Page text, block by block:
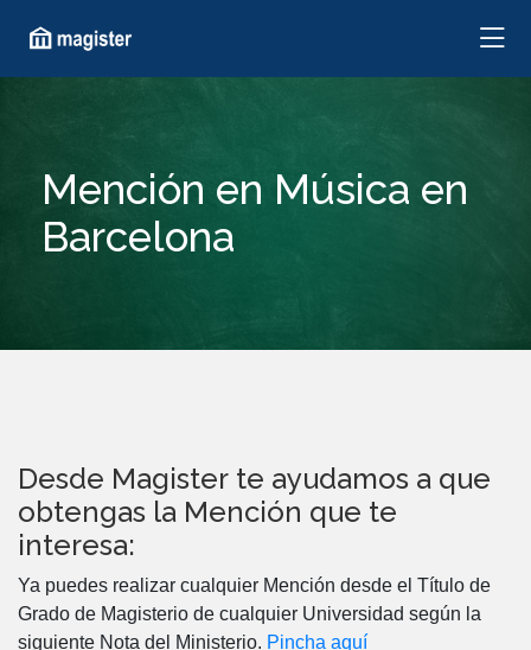
Mención en Música en
Barcelona
Desde Magister te ayudamos a que
obtengas la Mención que te
interesa:
Ya puedes realizar cualquier Mención desde el Título de
Grado de Magisterio de cualquier Universidad según la
siguiente Nota del Ministerio. Pincha aquí